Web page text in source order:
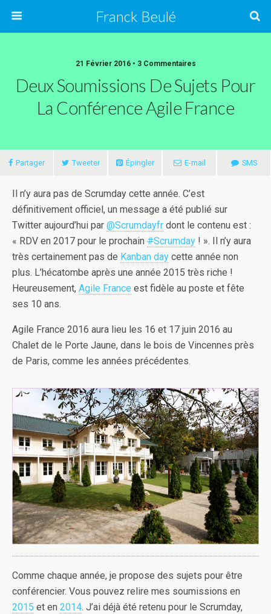
Franck Beulé
21 Février 2016 • 3 Commentaires
Deux Soumissions De Sujets Pour
La Conférence Agile France
Partager Tweeter Épingler E-mail SMS
Il n’y aura pas de Scrumday cette année. C’est
définitivement officiel, un message a été publié sur
Twitter aujourd’hui par @Scrumdayfr dont le contenu est :
« RDV en 2017 pour le prochain #Scrumday ! ». Il n’y aura
très certainement pas de Kanban day cette année non
plus. L’hécatombe après une année 2015 très riche !
Heureusement, Agile France est fidèle au poste et fête
ses 10 ans.
Agile France 2016 aura lieu les 16 et 17 juin 2016 au
Chalet de le Porte Jaune, dans le bois de Vincennes près
de Paris, comme les années précédentes.
Comme chaque année, je propose des sujets pour être
conférencier. Vous pouvez relire mes soumissions en
2015 et en 2014. J’ai déjà été retenu pour le Scrumday,